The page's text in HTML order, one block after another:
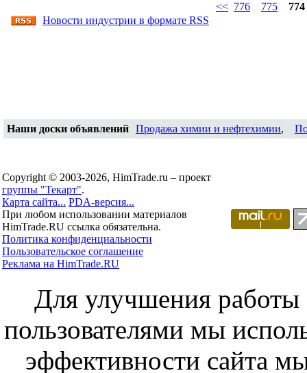
<< 776 775
774
Новости индустрии в формате RSS
Наши доски объявлений Продажа химии и нефтехимии,
Copyright © 2003-2026, HimTrade.ru – проект
группы "Текарт".
Карта сайта... PDA-версия...
При любом использовании материалов
HimTrade.RU ссылка обязательна.
Политика конфиденциальности
Пользовательское соглашение
Реклама на HimTrade.RU
Для улучшения работы
пользователями мы
эффективности сайта